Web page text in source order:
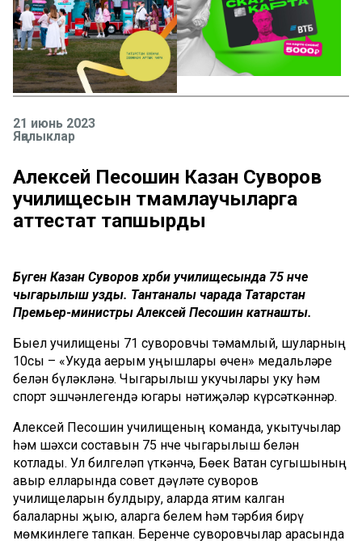
21 июнь 2023
Яңалыклар
Алексей Песошин Казан Суворов
училищесын тәмамлаучыларга
аттестат тапшырды
Бүген Казан Суворов хәрби училищесында 75 нче
чыгарылыш узды. Тантаналы чарада Татарстан
Премьер-министры Алексей Песошин катнашты.
Быел училищены 71 суворовчы тәмамлый, шуларның
10сы – «Укуда аерым уңышлары өчен» медальләре
белән бүләкләнә. Чыгарылыш укучылары уку һәм
спорт эшчәнлегендә югары нәтиҗәләр күрсәткәннәр.
Алексей Песошин училищеның команда, укытучылар
һәм шәхси составын 75 нче чыгарылыш белән
котлады. Ул билгеләп үткәнчә, Бөек Ватан сугышының
авыр елларында совет дәүләте суворов
училищеларын булдыру, аларда ятим калган
балаларны җыю, аларга белем һәм тәрбия бирү
мөмкинлеге тапкан. Беренче суворовчылар арасында